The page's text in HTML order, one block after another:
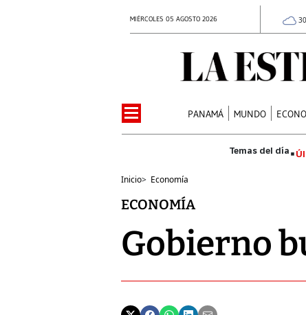
MIÉRCOLES 05 AGOSTO 2026
PANAMÁ MUNDO
Inicio> Economía
ECONOMÍA
Gobierno